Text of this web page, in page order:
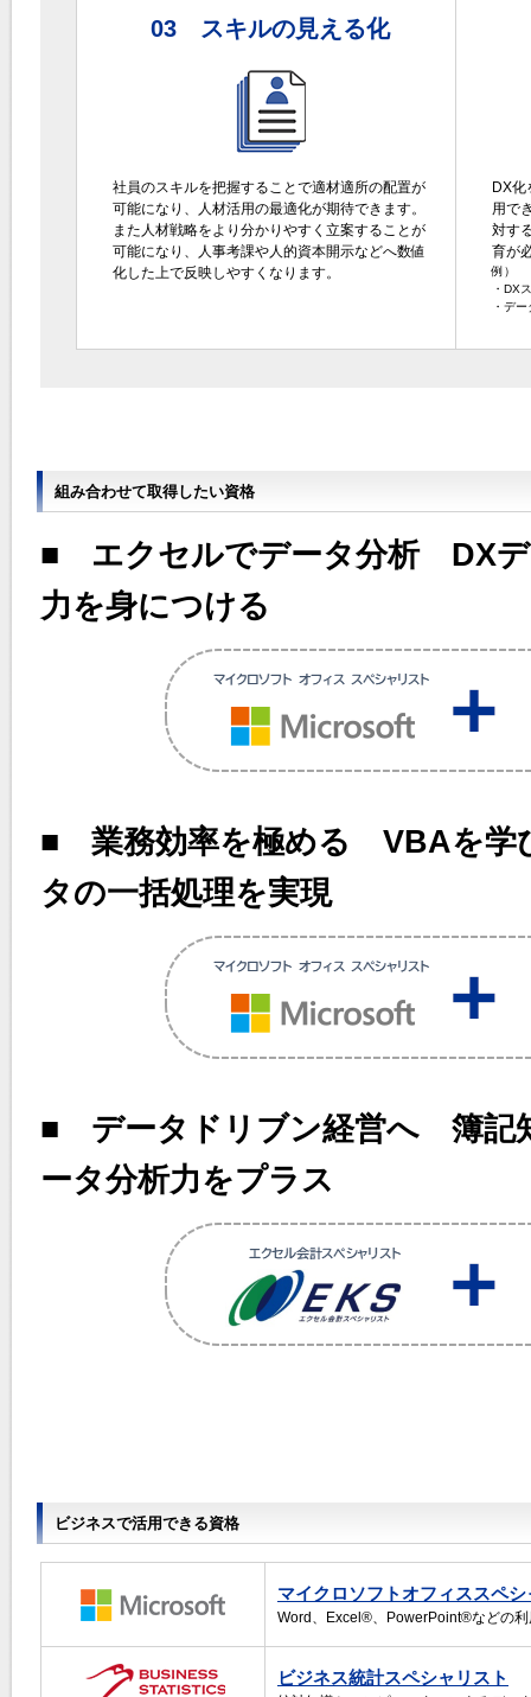
03 スキルの見える化
社員のスキルを把握することで適材適所の配置が
可能になり、人材活用の最適化が期待できます。
また人材戦略をより分かりやすく立案することが
可能になり、人事考課や人的資本開示などへ数値
化した上で反映しやすくなります。
DX
用で
対す
育が
例）
・DX
・デ
組み合わせて取得したい資格
■ エクセルでデータ分析 DXデ
力を身につける
■ 業務効率を極める VBAを学
タの一括処理を実現
■ データドリブン経営へ 簿記
ータ分析力をプラス
ビジネスで活用できる資格
マイクロソフトオフィススペ
Word、Excel®、PowerPoint®などの
ビジネス統計スペシャリスト